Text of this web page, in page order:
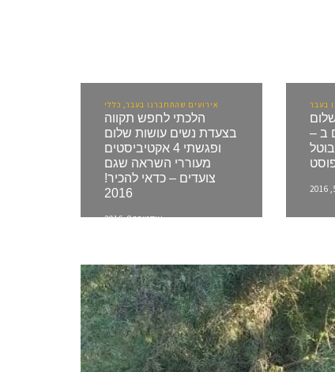
בעבר
ב –
בוטל
אירועים שהתחברנו בעבר, כללי
הלכתי לחפש תקווה
בצעדת נשים עושות שלום
ופגשתי 4 אקטיביסטים
מעוררי השראה שגם
צועדים – כדאי להכיר!
2016
אוקטובר 8, 2016